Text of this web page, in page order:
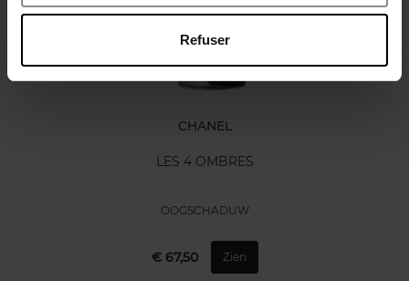
Refuser
CHANEL
LES 4 OMBRES
OOGSCHADUW
€ 67,50 Zien